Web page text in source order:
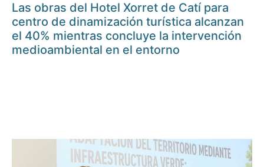
Las obras del Hotel Xorret de Catí para
centro de dinamización turística alcanzan
el 40% mientras concluye la intervención
medioambiental en el entorno